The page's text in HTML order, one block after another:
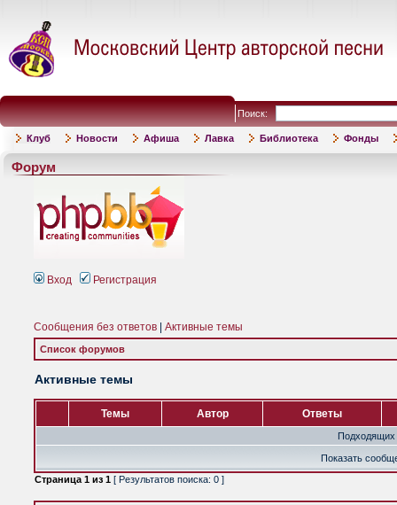
Поиск:
Клуб Новости Афиша Лавка Библиотека Фонды
Форум
Вход Регистрация
Сообщения без ответов Активные темы
Список форумов
Активные темы
Темы Автор Ответы
Подходящих
Показать
Страница 1 из 1 [ Результатов поиска: 0 ]